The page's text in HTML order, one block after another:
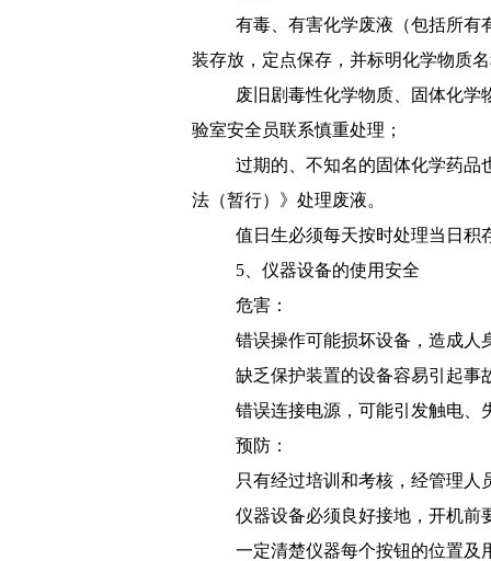
有毒、有害化学废液（包括所有
装存放，定点保存，并标明化学物质
废旧剧毒性化学物质、固体化
验室安全员联系慎重处理；
过期的、不知名的固体化学药品
法（暂行）》处理废液。
值日生必须每天按时处理当日积
5、 仪器设备的使用安全
危害：
错误操作可能损坏设备，造成人
缺乏保护装置的设备容易引起事
错误连接电源，可能引发触电、
预防：
只有经过培训和考核，经管理
仪器设备必须良好接地，开机前
一定清楚仪器每个按钮的位置及